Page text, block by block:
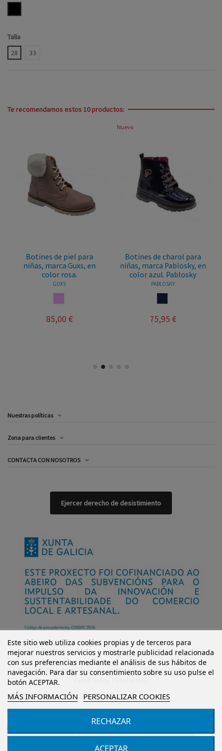
Talla
28
33
Añadir al carrito
Te recomendamos estos 10 productos:
Botines de piel para
niñas, marca Guxs, en
color rosa.
GUXS
85,00 €
Nuevo
Botines de charol para
niñas, marca Pablosky, en
color azul. Pablosky
PABLOSKY
75,95 €
Nuestras políticas
Zona para clientes
CONTACTA CON NOSOTROS
Este sitio web utiliza cookies propias y de terceros para
mejorar nuestros servicios y mostrarle publicidad relacionada
con sus preferencias mediante el análisis de sus hábitos de
navegación. Para dar su consentimiento sobre su uso pulse el
botón ACEPTAR.
MÁS INFORMACIÓN PERSONALIZAR COOKIES
RECHAZAR
ACEPTAR
Ejercer derecho de desistimiento
© Mi Castillo Kinder Shoes S.L. Todos los derechos reservados.